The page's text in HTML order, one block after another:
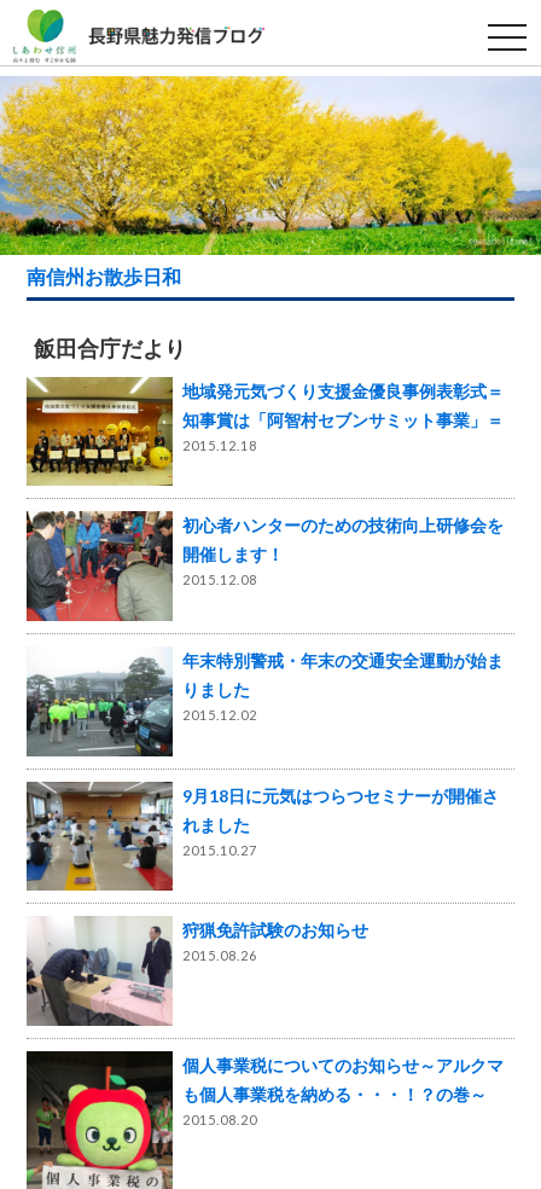
t
o
g
a
v
i
g
a
t
n
南信州お散歩日和
飯田合庁だより
地域発元気づくり支援金優良事例表彰式＝
知事賞は「阿智村セブンサミット事業」＝
2015.12.18
初心者ハンターのための技術向上研修会を
開催します！
2015.12.08
年末特別警戒・年末の交通安全運動が始ま
りました
2015.12.02
9月18日に元気はつらつセミナーが開催さ
れました
2015.10.27
狩猟免許試験のお知らせ
2015.08.26
個人事業税についてのお知らせ～アルクマ
も個人事業税を納める・・・！？の巻～
2015.08.20